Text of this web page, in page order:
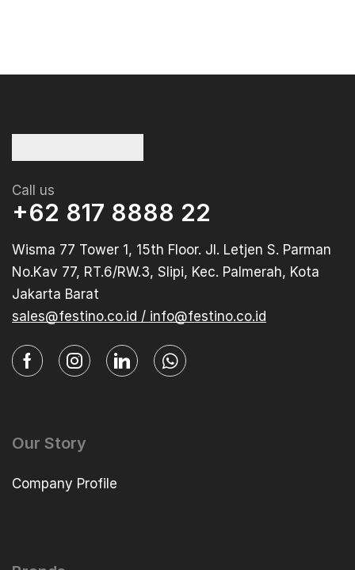
Call us
+62 817 8888 22
Wisma 77 Tower 1, 15th Floor. Jl. Letjen S. Parman
No.Kav 77, RT.6/RW.3, Slipi, Kec. Palmerah, Kota
Jakarta Barat
sales@festino.co.id / info@festino.co.id
Our Story
Company Profile